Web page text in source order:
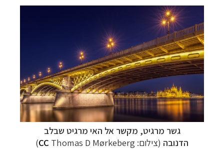
גשר מרגיט, מקשר אל האי מרגיט שבלב
הדנובה (צילום: CC Thomas D Mørkeberg
)
תכנוןטיולים למדינות אירופהלחצו לרשימת היעדים »
תכנוןטיולים לצפון אמריקהלחצו לרשימת היעדים »
קרוזים והפלגות נופשלחצו לרשימת היעדים »